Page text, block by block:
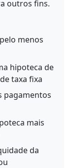
outros fins.
menos
hipoteca de
taxa fixa
pagamentos
mais
da